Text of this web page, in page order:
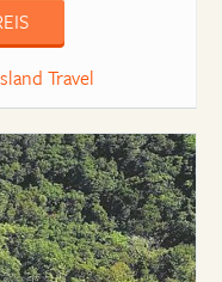
Travel